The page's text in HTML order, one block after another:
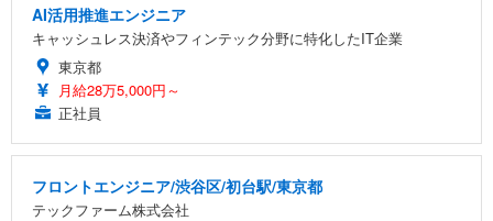
AI活用推進エンジニア
キャッシュレス決済やフィンテック分野に特化したIT企業
東京都
月給28万5,000円～
正社員
フロントエンジニア/渋谷区/初台駅/東京都
テックファーム株式会社